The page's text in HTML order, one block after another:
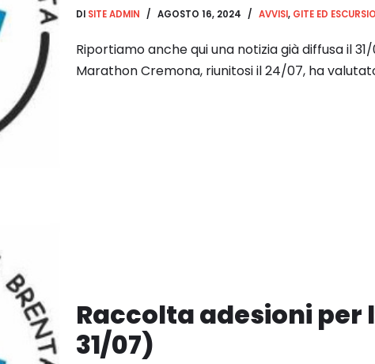
DI SITE ADMIN AGOSTO 16, 2024 AVVISI, GITE ED
Riportiamo anche qui una notizia già diffusa il
Marathon Cremona, riunitosi il 24/07, ha
Raccolta adesioni per
31/07)